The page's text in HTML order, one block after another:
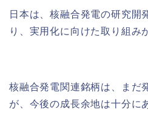
日本は、核融合発電の研究開
り、実用化に向けた取り組み
核融合発電関連銘柄は、まだ
が、今後の成長余地は十分に